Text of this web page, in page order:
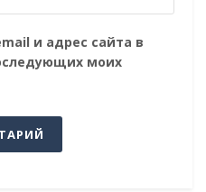
и адрес сайта в
моих